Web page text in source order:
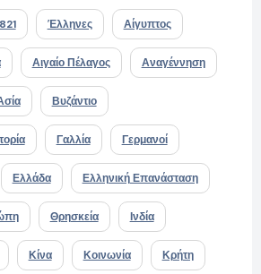
Έλληνες Αίγυπτος
Αιγαίο Πέλαγος Αναγέννηση
Βυζάντιο
Γαλλία Γερμανοί
Ελλάδα Ελληνική Επανάσταση
Θρησκεία Ινδία
Κίνα Κοινωνία Κρήτη